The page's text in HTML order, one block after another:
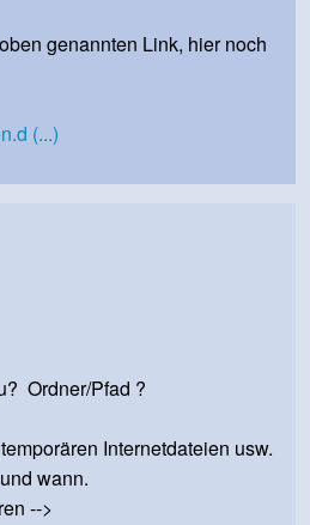
genannten Link, hier noch
(...)
Ordner/Pfad ?
Internetdateien usw.
wann.
-->